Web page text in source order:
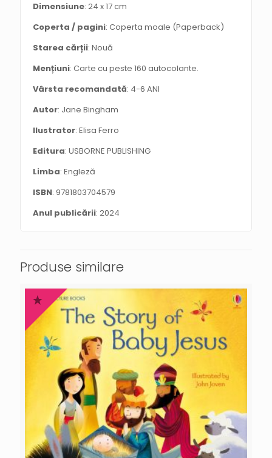
Dimensiune: 24 x 17 cm
Coperta / pagini: Coperta moale (Paperback)
Starea cărții: Nouă
Mențiuni: Carte cu peste 160 autocolante.
Vârsta recomandată: 4-6 ANI
Autor: Jane Bingham
Ilustrator: Elisa Ferro
Editura: USBORNE PUBLISHING
Limba: Engleză
ISBN: 9781803704579
Anul publicării: 2024
Produse similare